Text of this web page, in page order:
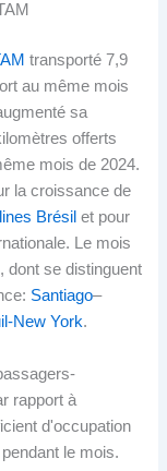
transporté 7,9
au même mois
sa
offerts
mois de 2024.
la croissance de
Brésil et pour
Le mois
dont se distinguent
Santiago–
New York.
rapport à
d'occupation
le mois.